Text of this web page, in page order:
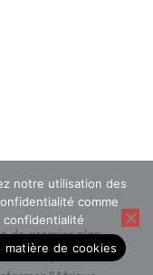
de premier plan.
panafricain
notre utilisation des
comme
confidentialité
matière de cookies